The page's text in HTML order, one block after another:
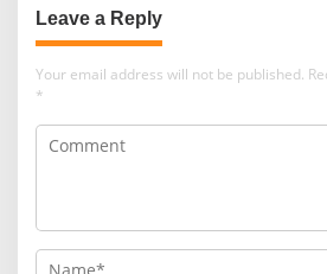
Leave a Reply
Your email address will not be published.
*